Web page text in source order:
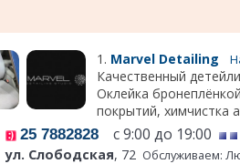
1. Marvel Detailing
Качественный
Оклейка
покрытий, химчистка
25 7882828 с 9:00 до 19:00
ул. Слободская, 72 Обслуживаем: